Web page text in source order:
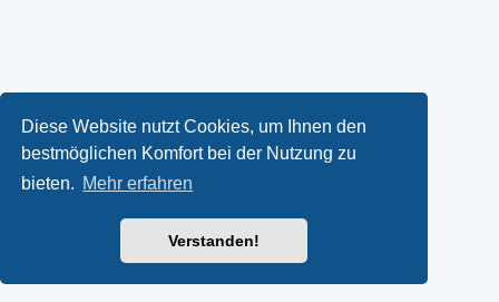
Diese Website nutzt Cookies, um Ihnen den
bestmöglichen Komfort bei der Nutzung zu
bieten. Mehr erfahren
Verstanden!